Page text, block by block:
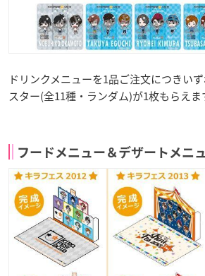
ドリンクメニューを1品ご注文につきい
スター(全11種・ランダム)が1枚もらえま
フードメニュー＆デザートメニ